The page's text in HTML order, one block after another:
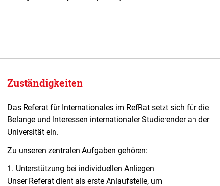
Zuständigkeiten
Das Referat für Internationales im RefRat setzt sich für die
Belange und Interessen internationaler Studierender an der
Universität ein.
Zu unseren zentralen Aufgaben gehören:
1. Unterstützung bei individuellen Anliegen
Unser Referat dient als erste Anlaufstelle, um